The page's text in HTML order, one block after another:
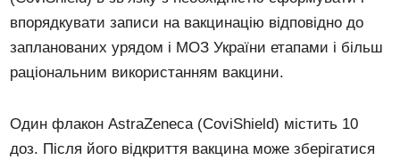
впорядкувати записи на вакцинацію відповідно до
запланованих урядом і МОЗ України етапами і більш
раціональним використанням вакцини.
Один флакон AstraZeneca (CoviShield) містить 10
доз. Після його відкриття вакцина може зберігатися